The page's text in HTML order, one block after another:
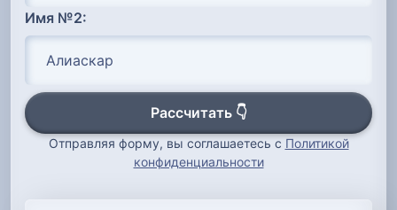
Имя №2:
Рассчитать 👇
Отправляя форму, вы соглашаетесь с Политикой
конфиденциальности